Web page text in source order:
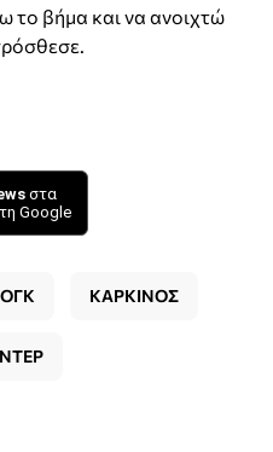
το βήμα και να ανοιχτώ
στα
Google
ΚΑΡΚΙΝΟΣ